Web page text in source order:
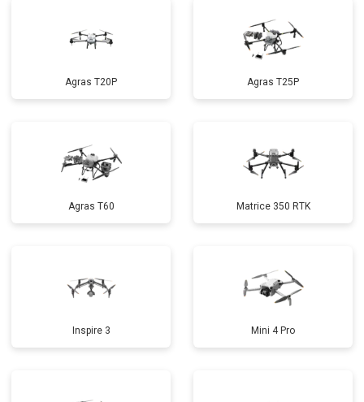
Agras T20P Agras T25P
Agras T60 Matrice 350 RTK
Inspire 3 Mini 4 Pro